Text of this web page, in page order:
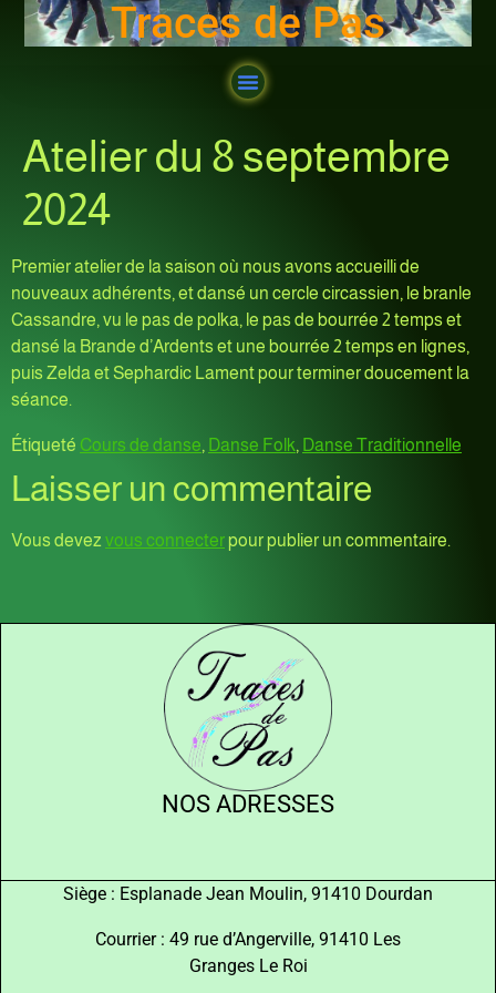
Traces de Pas
Atelier du 8 septembre
2024
Premier atelier de la saison où nous avons accueilli de
nouveaux adhérents, et dansé un cercle circassien, le branle
Cassandre, vu le pas de polka, le pas de bourrée 2 temps et
dansé la Brande d’Ardents et une bourrée 2 temps en lignes,
puis Zelda et Sephardic Lament pour terminer doucement la
séance.
Étiqueté Cours de danse, Danse Folk, Danse Traditionnelle
Laisser un commentaire
Vous devez vous connecter pour publier un commentaire.
NOS ADRESSES
Siège : Esplanade Jean Moulin, 91410 Dourdan
Courrier : 49 rue d’Angerville, 91410 Les
Granges Le Roi